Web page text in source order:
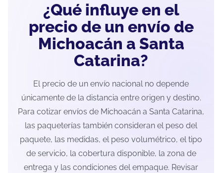
¿Qué influye en el
precio de un envío de
Michoacán a Santa
Catarina?
El precio de un envío nacional no depende
únicamente de la distancia entre origen y destino.
Para cotizar envíos de Michoacán a Santa Catarina,
las paqueterías también consideran el peso del
paquete, las medidas, el peso volumétrico, el tipo
de servicio, la cobertura disponible, la zona de
entrega y las condiciones del empaque. Revisar